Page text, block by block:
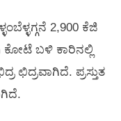
2,900 ಕೆಜಿ
ಕೋಟೆ ಬಳಿ ಕಾರಿನಲ್ಲಿ
ಛಿದ್ರವಾಗಿದೆ. ಪ್ರಸ್ತುತ